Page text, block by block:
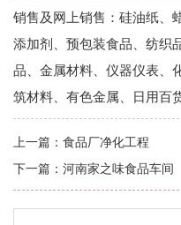
销售及网上销售：硅油纸、
添加剂、预包装食品、纺织
品、金属材料、仪器仪表、
筑材料、有色金属、日用百
上一篇： 食品厂净化工程
下一篇： 河南家之味食品车间